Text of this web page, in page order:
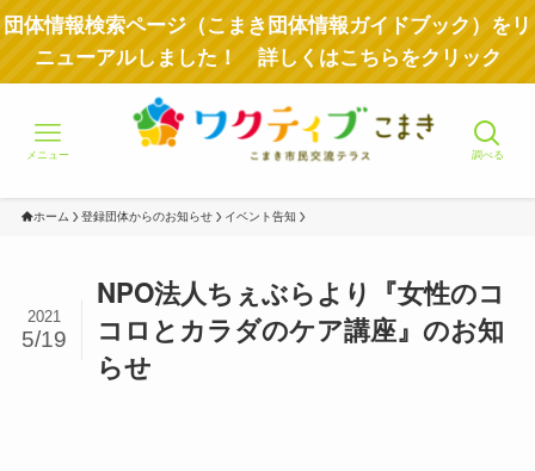
団体情報検索ページ（こまき団体情報ガイドブック）をリ
ニューアルしました！ 詳しくはこちらをクリック
調べる
メニュー
ホーム 登録団体からのお知らせ イベント告知
NPO法人ちぇぶらより『女性のコ
コロとカラダのケア講座』のお知
らせ
2021
5/19